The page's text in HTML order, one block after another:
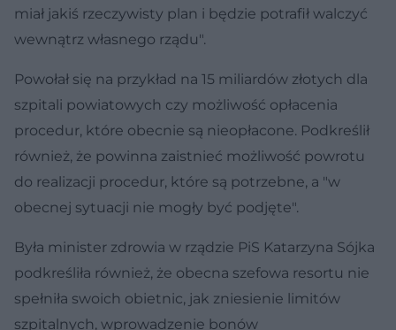
miał jakiś rzeczywisty plan i będzie potrafił walczyć
wewnątrz własnego rządu".
Powołał się na przykład na 15 miliardów złotych dla
szpitali powiatowych czy możliwość opłacenia
procedur, które obecnie są nieopłacone. Podkreślił
również, że powinna zaistnieć możliwość powrotu
do realizacji procedur, które są potrzebne, a "w
obecnej sytuacji nie mogły być podjęte".
Była minister zdrowia w rządzie PiS Katarzyna Sójka
podkreśliła również, że obecna szefowa resortu nie
spełniła swoich obietnic, jak zniesienie limitów
szpitalnych, wprowadzenie bonów